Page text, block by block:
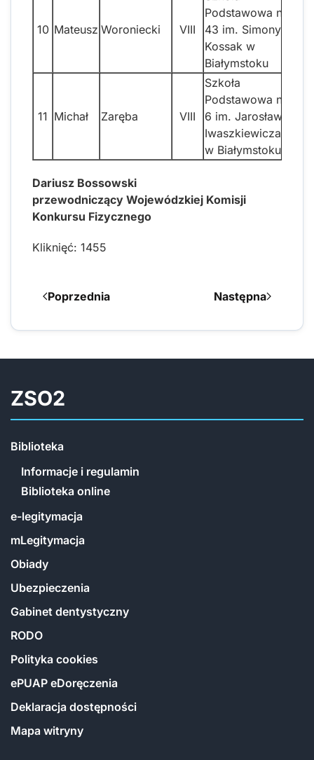
10 Mateusz Woroniecki VIII
Podstawowa nr
43 im. Simony
Kossak w
Białymstoku
11 Michał Zaręba VIII
Szkoła
Podstawowa nr
6 im. Jarosława
Iwaszkiewicza
w Białymstoku
Dariusz Bossowski
przewodniczący Wojewódzkiej Komisji
Konkursu Fizycznego
Kliknięć: 1455
Poprzednia Następna
ZSO2
Biblioteka
Informacje i regulamin
Biblioteka online
e-legitymacja
mLegitymacja
Obiady
Ubezpieczenia
Gabinet dentystyczny
RODO
Polityka cookies
ePUAP eDoręczenia
Deklaracja dostępności
Mapa witryny